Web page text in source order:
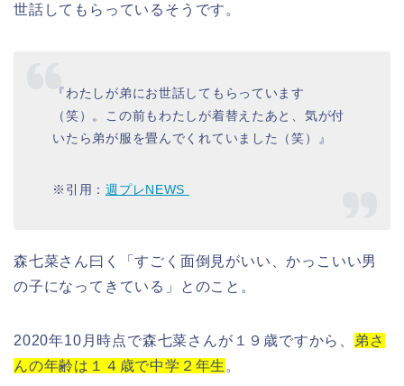
世話してもらっているそうです。
『わたしが弟にお世話してもらっています
（笑）。この前もわたしが着替えたあと、気が付
いたら弟が服を畳んでくれていました（笑）
』
※引用：週プレNEWS
森七菜さん曰く「すごく面倒見がいい、かっこいい男
の子になってきている 」とのこと。
2020年10月時点で森七菜さんが １９歳ですから、
弟さ
んの年齢は１４歳で中学２年生 。